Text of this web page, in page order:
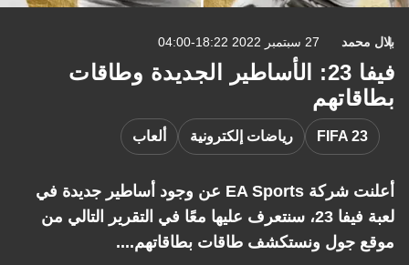
27 سبتمبر 2022 18:22-04:00
فيفا 23: الأساطير الجديدة وطاقات
FIFA 23 رياضات إلكترونية ألعاب
أعلنت شركة EA Sports عن وجود أساطير جديدة في
لعبة فيفا 23، سنتعرف عليها معًا في التقرير التالي من
جول ونستكشف طاقات بطاقاتهم....